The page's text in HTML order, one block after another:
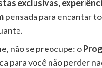
exclusivas,
pensada para encantar
não se preocupe: o
para você não perder